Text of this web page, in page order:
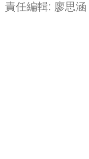
責任編輯: 廖思涵